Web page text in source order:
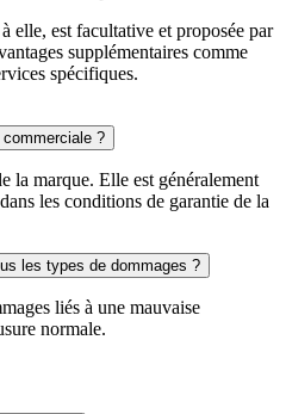
elle, est facultative et proposée par
supplémentaires comme
spécifiques.
?
la marque. Elle est généralement
les conditions de garantie de la
les types de dommages ?
liés à une mauvaise
normale.